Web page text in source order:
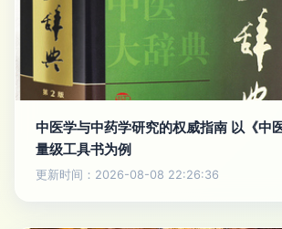
中医学与中药学研究的权威指南 以《中
量级工具书为例
更新时间：2026-08-08 22:26:36